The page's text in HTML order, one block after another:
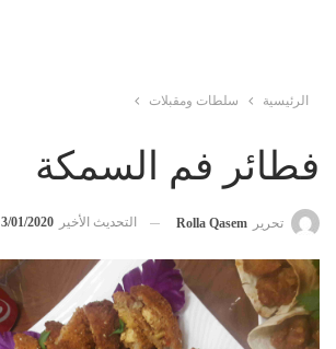
الرئيسية سلطات ومقبلات
فطائر فم السمكة
تحرير Rolla Qasem التحديث الأخير 3/01/2020